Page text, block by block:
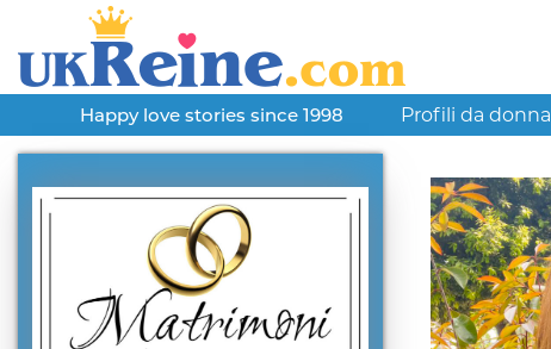
Happy love stories since 1998 Profili da donna